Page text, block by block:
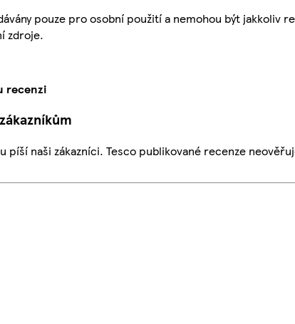
pouze pro osobní použití a nemohou být jakkoliv
zdroje.
recenzi
píší naši zákazníci. Tesco publikované recenze